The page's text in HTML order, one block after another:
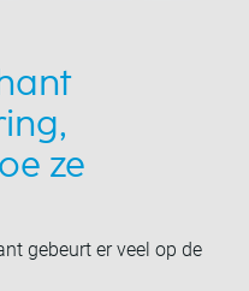
ze
gebeurt er veel op de